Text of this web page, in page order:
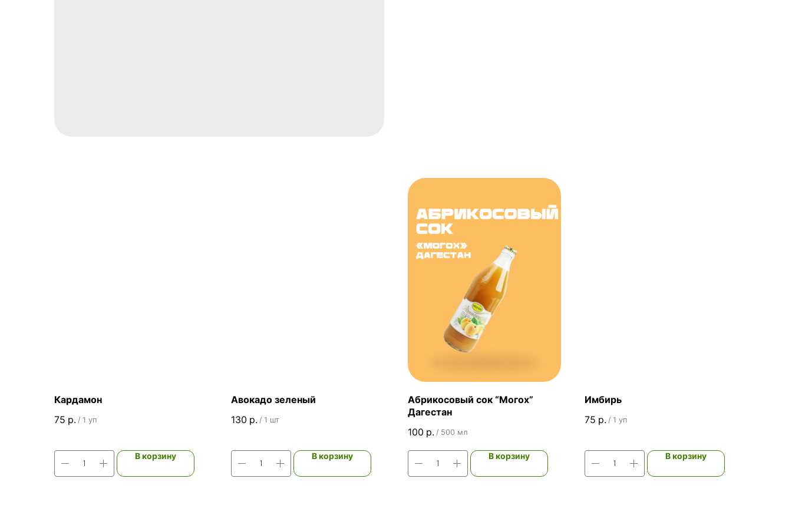
Кардамон
75 р. / 1 уп
В корзину
Авокадо зеленый
130 р. / 1 шт
В корзину
Абрикосовый сок “Могох”
Дагестан
100 р. / 500 мл
В корзину
Имбирь
75 р. / 1 уп
В корзину